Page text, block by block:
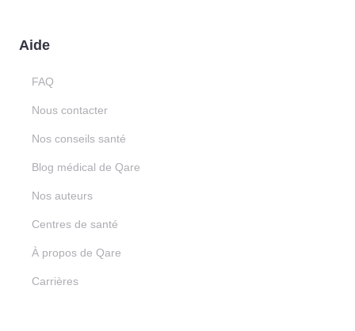
Aide
FAQ
Nous contacter
Nos conseils santé
Blog médical de Qare
Nos auteurs
Centres de santé
À propos de Qare
Carrières